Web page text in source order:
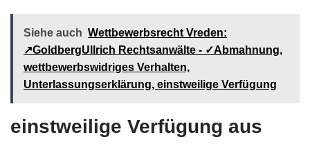
Siehe auch Wettbewerbsrecht Vreden:
↗GoldbergUllrich Rechtsanwälte - ✓Abmahnung,
wettbewerbswidriges Verhalten,
Unterlassungserklärung, einstweilige Verfügung
einstweilige Verfügung aus